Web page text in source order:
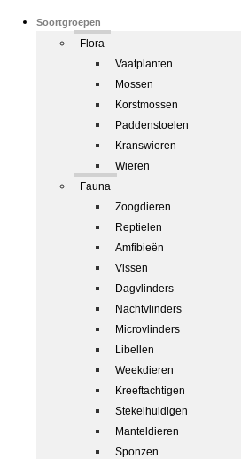
Soortgroepen
Flora
Vaatplanten
Mossen
Korstmossen
Paddenstoelen
Kranswieren
Wieren
Fauna
Zoogdieren
Reptielen
Amfibieën
Vissen
Dagvlinders
Nachtvlinders
Microvlinders
Libellen
Weekdieren
Kreeftachtigen
Stekelhuidigen
Manteldieren
Sponzen